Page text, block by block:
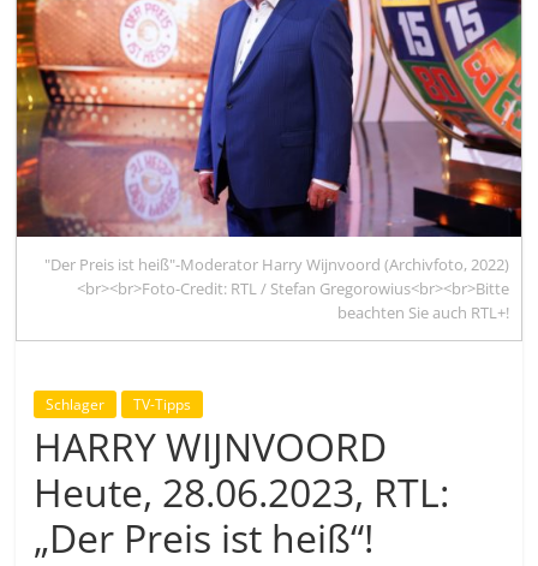
"Der Preis ist heiß"-Moderator Harry Wijnvoord (Archivfoto, 2022)
<br><br>Foto-Credit: RTL / Stefan Gregorowius<br><br>Bitte
beachten Sie auch RTL+!
Schlager TV-Tipps
HARRY WIJNVOORD
Heute, 28.06.2023, RTL:
„Der Preis ist heiß“!